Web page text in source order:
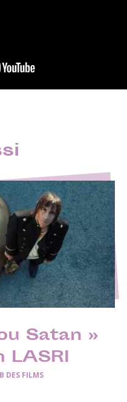
Satan »
LASRI
DES FILMS